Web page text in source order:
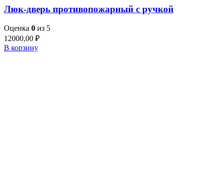
Люк-дверь противопожарный с ручкой
Оценка 0 из 5
12000,00 ₽
В корзину